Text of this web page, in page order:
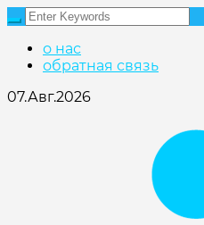
о нас
обратная связь
07.Авг.2026